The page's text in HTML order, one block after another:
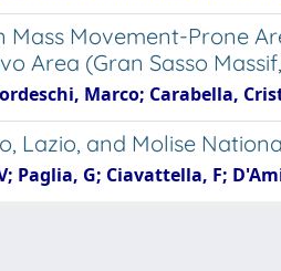
Mass Movement-Prone
Area (Gran Sasso
Marco; Carabella,
Lazio, and Molise
Paglia, G; Ciavattella, F;